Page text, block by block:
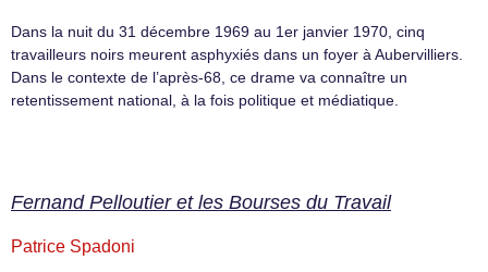
Dans la nuit du 31 décembre 1969 au 1er janvier 1970, cinq
travailleurs noirs meurent asphyxiés dans un foyer à Aubervilliers.
Dans le contexte de l’après-68, ce drame va connaître un
retentissement national, à la fois politique et médiatique.
Fernand Pelloutier et les Bourses du Travail
Patrice Spadoni